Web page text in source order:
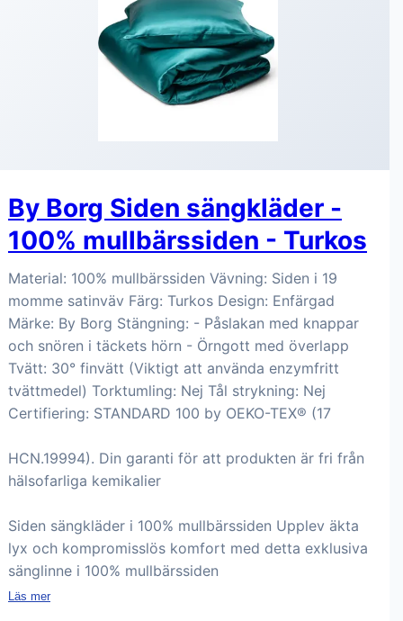
By Borg Siden sängkläder -
100% mullbärssiden - Turkos
Material: 100% mullbärssiden Vävning: Siden i 19
momme satinväv Färg: Turkos Design: Enfärgad
Märke: By Borg Stängning: - Påslakan med knappar
och snören i täckets hörn - Örngott med överlapp
Tvätt: 30° finvätt (Viktigt att använda enzymfritt
tvättmedel) Torktumling: Nej Tål strykning: Nej
Certifiering: STANDARD 100 by OEKO-TEX® (17
HCN.19994). Din garanti för att produkten är fri från
hälsofarliga kemikalier
Siden sängkläder i 100% mullbärssiden Upplev äkta
lyx och kompromisslös komfort med detta exklusiva
sänglinne i 100% mullbärssiden
Läs mer